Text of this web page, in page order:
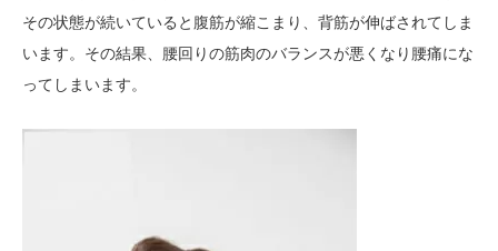
その状態が続いていると腹筋が縮こまり、背筋が伸ばされてしま
います。その結果、腰回りの筋肉のバランスが悪くなり腰痛にな
ってしまいます。